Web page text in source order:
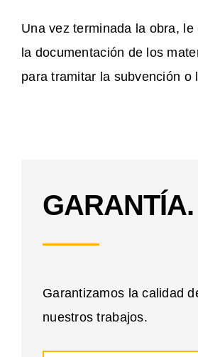
Una vez terminada la obra,
la documentación de los
para tramitar la subvención o
GARANTÍA.
Garantizamos la calidad
nuestros trabajos.